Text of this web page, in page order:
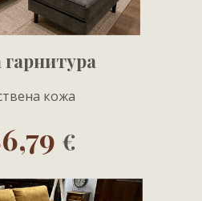
кожа
€